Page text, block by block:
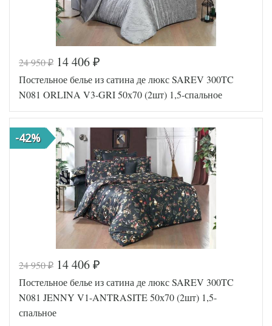
Код товара
570-526
Артикул
FIR8681
5693027
85
Ткань
Сатин
люкс
Размер
пододеяльника
160х220
160х240
50х70
(2шт)
Производитель
Karven
(Турция)
Код товара
570-872
Артикул
FIR1256
5000129
15
Ткань
24 950₽ 14 406 ₽
Постельное белье из сатина де люкс SAREV 300TC
N081 ORLINA V3-GRI 50х70 (2шт) 1,5-спальное
-42%
24 950₽ 14 406 ₽
Постельное белье из сатина де люкс SAREV 300TC
N081 JENNY V1-ANTRASITE 50х70 (2шт) 1,5-
спальное